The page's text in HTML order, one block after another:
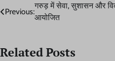
Post
Previous:
गरुड़ में सेवा, सुशासन और
आयोजित
Related Posts